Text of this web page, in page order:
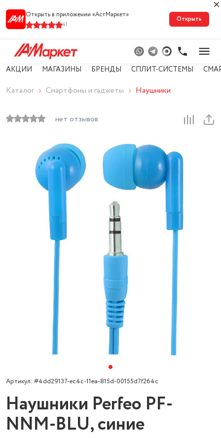
Открыть в приложении «АстМарке‪т‬»
41
Открыть
АКЦИИ МАГАЗИНЫ БРЕНДЫ СПЛИТ-СИСТЕМЫ
Каталог Смартфоны и гаджеты Наушники
нет отзывов
Артикул: #4dd29137-ec4c-11ea-815d-00155d7f264c
Наушники Perfeo PF-
NNM-BLU, синие